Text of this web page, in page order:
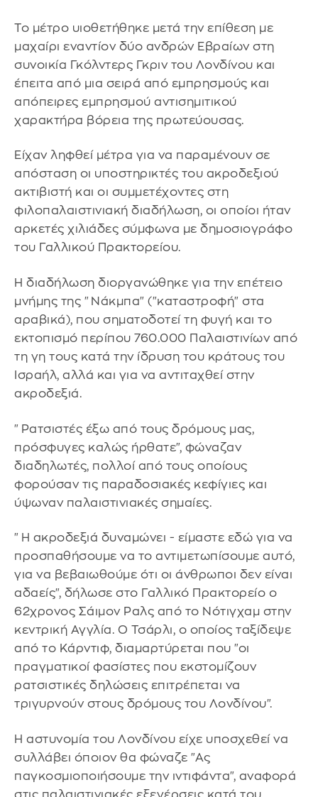
Το μέτρο υιοθετήθηκε μετά την επίθεση με
μαχαίρι εναντίον δύο ανδρών Εβραίων στη
συνοικία Γκόλντερς Γκριν του Λονδίνου και
έπειτα από μια σειρά από εμπρησμούς και
απόπειρες εμπρησμού αντισημιτικού
χαρακτήρα βόρεια της πρωτεύουσας.
Είχαν ληφθεί μέτρα για να παραμένουν σε
απόσταση οι υποστηρικτές του ακροδεξιού
ακτιβιστή και οι συμμετέχοντες στη
φιλοπαλαιστινιακή διαδήλωση, οι οποίοι ήταν
αρκετές χιλιάδες σύμφωνα με δημοσιογράφο
του Γαλλικού Πρακτορείου.
Η διαδήλωση διοργανώθηκε για την επέτειο
μνήμης της "Νάκμπα" ("καταστροφή" στα
αραβικά), που σηματοδοτεί τη φυγή και το
εκτοπισμό περίπου 760.000 Παλαιστινίων από
τη γη τους κατά την ίδρυση του κράτους του
Ισραήλ, αλλά και για να αντιταχθεί στην
ακροδεξιά.
"Ρατσιστές έξω από τους δρόμους μας,
πρόσφυγες καλώς ήρθατε", φώναζαν
διαδηλωτές, πολλοί από τους οποίους
φορούσαν τις παραδοσιακές κεφίγιες και
ύψωναν παλαιστινιακές σημαίες.
"Η ακροδεξιά δυναμώνει - είμαστε εδώ για να
προσπαθήσουμε να το αντιμετωπίσουμε αυτό,
για να βεβαιωθούμε ότι οι άνθρωποι δεν είναι
αδαείς", δήλωσε στο Γαλλικό Πρακτορείο ο
62χρονος Σάιμον Ραλς από το Νότιγχαμ στην
κεντρική Αγγλία. Ο Τσάρλι, ο οποίος ταξίδεψε
από το Κάρντιφ, διαμαρτύρεται που "οι
πραγματικοί φασίστες που εκστομίζουν
ρατσιστικές δηλώσεις επιτρέπεται να
τριγυρνούν στους δρόμους του Λονδίνου".
Η αστυνομία του Λονδίνου είχε υποσχεθεί να
συλλάβει όποιον θα φώναζε "Ας
παγκοσμιοποιήσουμε την ιντιφάντα", αναφορά
στις παλαιστινιακές εξεγέρσεις κατά του